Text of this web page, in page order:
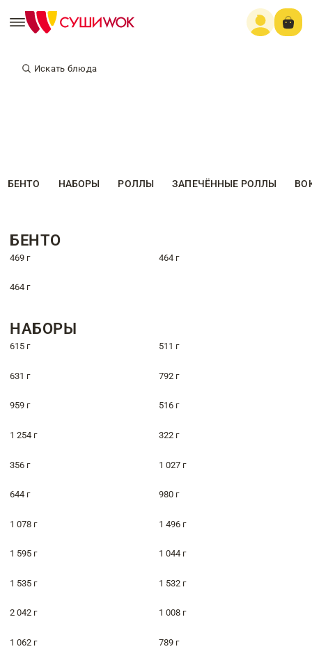
Искать блюда
БЕНТО НАБОРЫ РОЛЛЫ ЗАПЕЧЁННЫЕ РОЛЛЫ
БЕНТО
469 г 464 г
464 г
НАБОРЫ
615 г 511 г
631 г 792 г
959 г 516 г
1 254 г 322 г
356 г 1 027 г
644 г 980 г
1 078 г 1 496 г
1 595 г 1 044 г
1 535 г 1 532 г
2 042 г 1 008 г
1 062 г 789 г